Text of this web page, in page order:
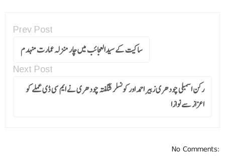
Prev Post
ساکیت کے سیدالعجائب میں چار منزلہ عمارت منہدم
Next Post
رکن اسمبلی چودھری زبیر احمد اور کونسلر شگفتہ چودھری نے ایم سی ڈی عملے کو
اعزاز سے نوازا
No Comments: